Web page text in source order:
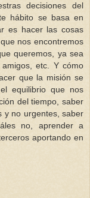
decisiones del
hábito se basa en
es hacer las cosas
nos encontremos
queremos, ya sea
etc. Y cómo
que la misión se
equilibrio que nos
del tiempo, saber
y no urgentes, saber
no, aprender a
aportando en